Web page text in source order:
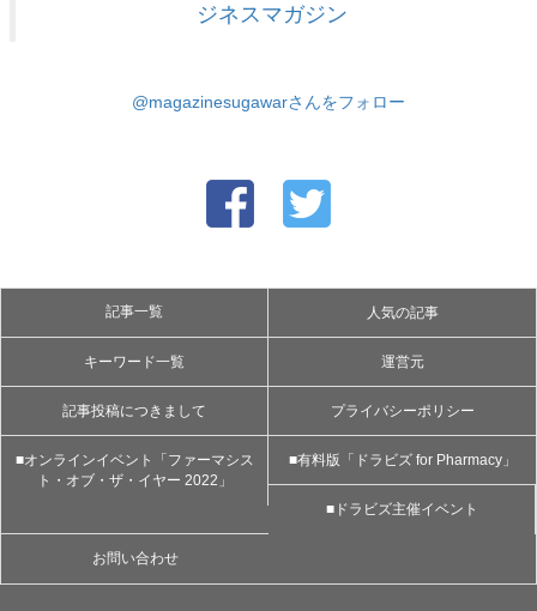
ジネスマガジン
@magazinesugawarさんをフォロー
記事一覧 人気の記事
キーワード一覧 運営元
記事投稿につきまして プライバシーポリシー
■オンラインイベント「ファーマシス
ト・オブ・ザ・イヤー 2022」
■有料版「ドラビズ for Pharmacy」
■ドラビズ主催イベント
お問い合わせ